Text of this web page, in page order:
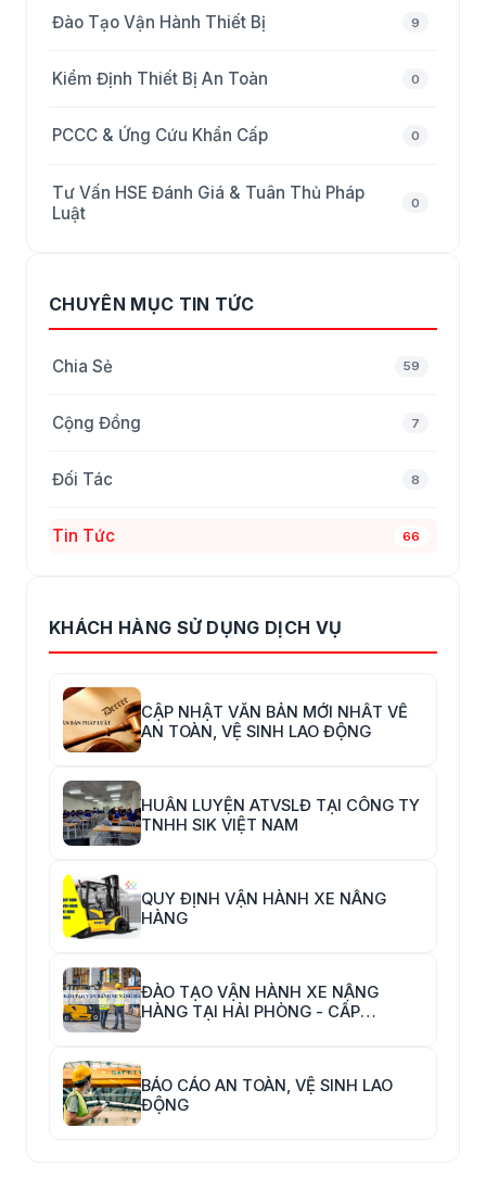
Đào Tạo Vận Hành Thiết Bị 9
Kiểm Định Thiết Bị An Toàn 0
PCCC & Ứng Cứu Khẩn Cấp 0
Tư Vấn HSE Đánh Giá & Tuân Thủ Pháp
Luật
0
CHUYÊN MỤC TIN TỨC
Chia Sẻ 59
Cộng Đồng 7
Đối Tác 8
Tin Tức 66
KHÁCH HÀNG SỬ DỤNG DỊCH VỤ
CẬP NHẬT VĂN BẢN MỚI NHẤT VỀ
AN TOÀN, VỆ SINH LAO ĐỘNG
HUẤN LUYỆN ATVSLĐ TẠI CÔNG TY
TNHH SIK VIỆT NAM
QUY ĐỊNH VẬN HÀNH XE NÂNG
HÀNG
ĐÀO TẠO VẬN HÀNH XE NÂNG
HÀNG TẠI HẢI PHÒNG - CẤP
BÁO CÁO AN TOÀN, VỆ SINH LAO
ĐỘNG